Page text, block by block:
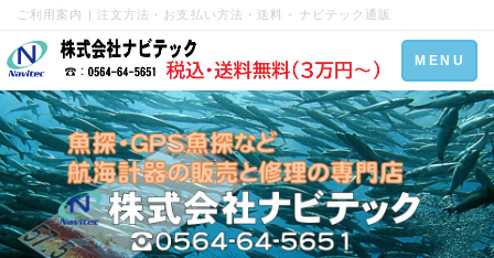
ご利用案内 | 注文方法・お支払い方法・送料 - ナビテック通販
Toggle
navigation
MENU